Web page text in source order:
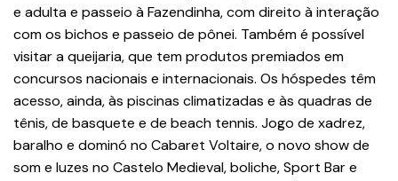
e adulta e passeio à Fazendinha, com direito à interação
com os bichos e passeio de pônei. Também é possível
visitar a queijaria, que tem produtos premiados em
concursos nacionais e internacionais. Os hóspedes têm
acesso, ainda, às piscinas climatizadas e às quadras de
tênis, de basquete e de beach tennis. Jogo de xadrez,
baralho e dominó no Cabaret Voltaire, o novo show de
som e luzes no Castelo Medieval, boliche, Sport Bar e